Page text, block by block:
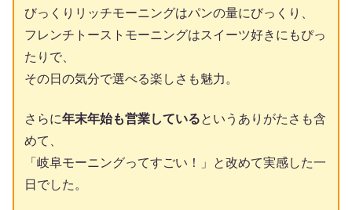
びっくりリッチモーニングはパンの量にびっくり、
フレンチトーストモーニングはスイーツ好きにもぴっ
たりで、
その日の気分で選べる楽しさも魅力。
さらに年末年始も営業しているというありがたさも含
めて、
「岐阜モーニングってすごい！」と改めて実感した一
日でした。